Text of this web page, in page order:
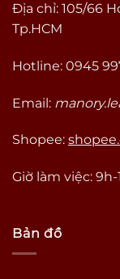
Địa chỉ: 105/66
Tp.HCM
Hotline: 0945
Email:
Shopee:
Giờ làm việc: 9h-
Bản đồ